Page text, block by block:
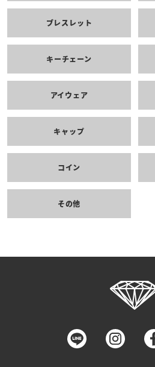
ブレスレット
キーチェーン
アイウェア
キャップ
コイン
その他